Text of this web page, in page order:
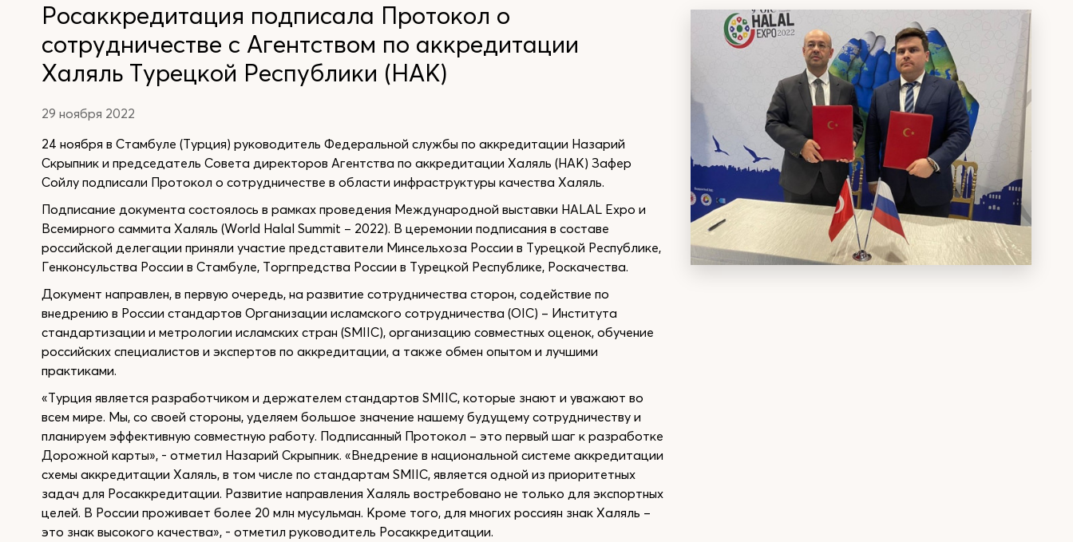
Росаккредитация подписала Протокол о
сотрудничестве с Агентством по аккредитации
Халяль Турецкой Республики (НАК)
29 ноября 2022
24 ноября в Стамбуле (Турция) руководитель Федеральной службы по аккредитации Назарий
Скрыпник и председатель Совета директоров Агентства по аккредитации Халяль (НАК) Зафер
Сойлу подписали Протокол о сотрудничестве в области инфраструктуры качества Халяль.
Подписание документа состоялось в рамках проведения Международной выставки HALAL Expo и
Всемирного саммита Халяль (World Halal Summit – 2022). В церемонии подписания в составе
российской делегации приняли участие представители Минсельхоза России в Турецкой Республике,
Генконсульства России в Стамбуле, Торгпредства России в Турецкой Республике, Роскачества.
Документ направлен, в первую очередь, на развитие сотрудничества сторон, содействие по
внедрению в России стандартов Организации исламского сотрудничества (OIC) – Института
стандартизации и метрологии исламских стран (SMIIC), организацию совместных оценок, обучение
российских специалистов и экспертов по аккредитации, а также обмен опытом и лучшими
практиками.
«Турция является разработчиком и держателем стандартов SMIIC, которые знают и уважают во
всем мире. Мы, со своей стороны, уделяем большое значение нашему будущему сотрудничеству и
планируем эффективную совместную работу. Подписанный Протокол – это первый шаг к разработке
Дорожной карты», - отметил Назарий Скрыпник. «Внедрение в национальной системе аккредитации
схемы аккредитации Халяль, в том числе по стандартам SMIIC, является одной из приоритетных
задач для Росаккредитации. Развитие направления Халяль востребовано не только для экспортных
целей. В России проживает более 20 млн мусульман. Кроме того, для многих россиян знак Халяль –
это знак высокого качества», - отметил руководитель Росаккредитации.